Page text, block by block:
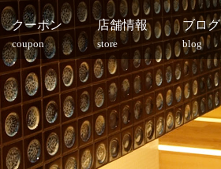
クーポン
coupon
店舗情報
store
ブログ
blog